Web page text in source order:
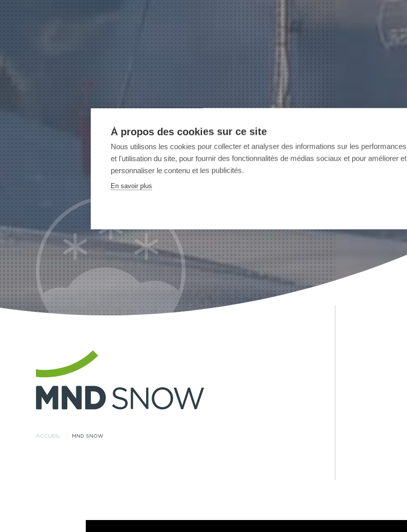
ACCUEIL · MND SNOW
À propos des cookies sur ce site
Nous utilisons les cookies pour collecter et analyser des informations sur les performances
et l'utilisation du site, pour fournir des fonctionnalités de médias sociaux et pour améliorer et
personnaliser le contenu et les publicités.
En savoir plus